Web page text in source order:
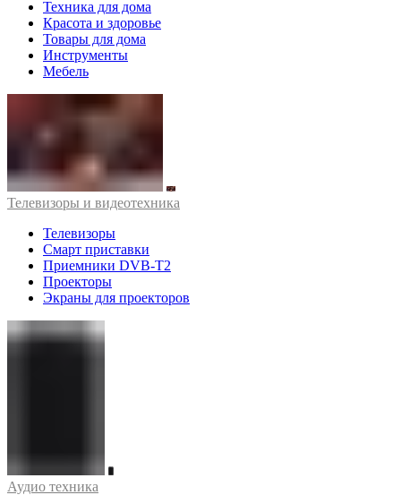
Техника для дома
Красота и здоровье
Товары для дома
Инструменты
Мебель
Телевизоры и видеотехника
Телевизоры
Смарт приставки
Приемники DVB-T2
Проекторы
Экраны для проекторов
Аудио техника